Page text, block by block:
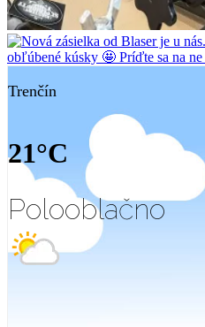
Trenčín
21°C
Polooblačno